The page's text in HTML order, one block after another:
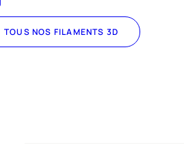
TOUS NOS FILAMENTS 3D